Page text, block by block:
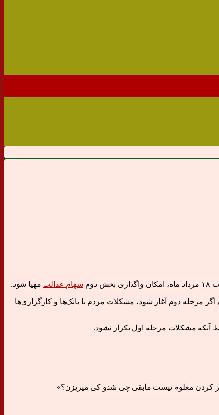
سهام عدالت مهیا شود.
مرحله دوم آغاز شود، مشکلات مردم با بانک‌ها و کارگزاری‌ها
آنکه مشکلات مرحله اول تکرار نشود.